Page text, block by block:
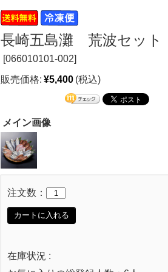
長崎五島灘 荒波セット
[066010101-002]
販売価格: ¥5,400 (税込)
メイン画像
注文数：
カートに入れる
在庫状況 :